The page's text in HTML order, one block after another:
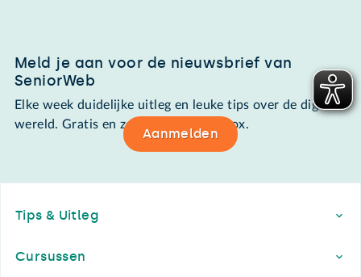
Meld je aan voor de nieuwsbrief van
SeniorWeb
Elke week duidelijke uitleg en leuke tips over de digitale
wereld. Gratis en zomaar in de mailbox.
Aanmelden
Tips & Uitleg
Cursussen